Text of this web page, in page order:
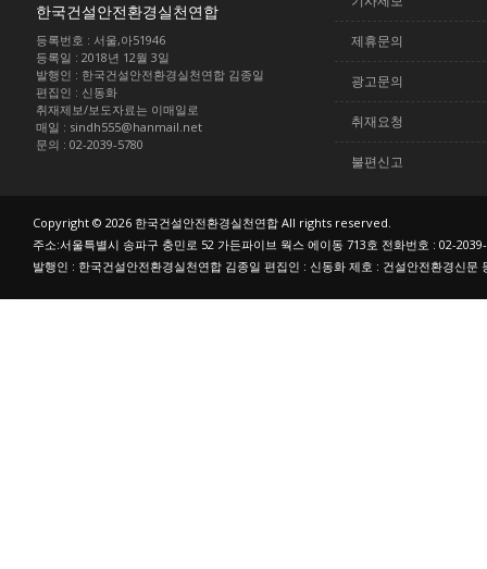
한국건설안전환경실천연합
등록번호 : 서울,아51946
등록일 : 2018년 12월 3일
발행인 : 한국건설안전환경실천연합 김종일
편집인 : 신동화
취재제보/보도자료는 이매일로
매일 : sindh555@hanmail.net
문의 : 02-2039-5780
제휴문의
광고문의
취재요청
불편신고
Copyright © 2026 한국건설안전환경실천연합 All rights reserved.
주소:서울특별시 송파구 충민로 52 가든파이브 웍스 에이동 713호 전화번호 : 02-
발행인 : 한국건설안전환경실천연합 김종일 편집인 : 신동화 제호 : 건설안전환경신문